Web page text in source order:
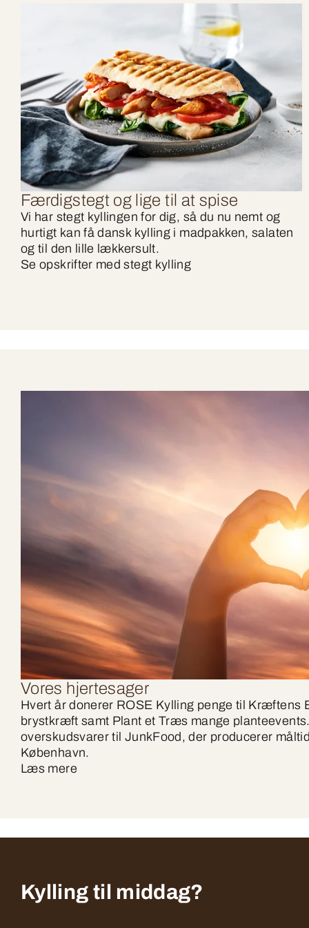
Færdigstegt og lige til at spise
Vi har stegt kyllingen for dig, så du nu nemt og
hurtigt kan få dansk kylling i madpakken, salaten
og til den lille lækkersult.
Se opskrifter med stegt kylling
Vores hjertesager
Hvert år donerer ROSE Kylling penge til Kræftens
brystkræft samt Plant et Træs mange
overskudsvarer til JunkFood, der producerer
København.
Læs mere
Kylling til middag?